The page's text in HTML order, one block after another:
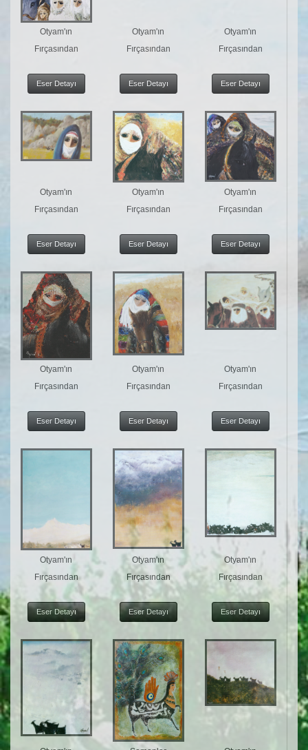
Otyam'ın
Fırçasından
Eser Detayı
Otyam'ın
Fırçasından
Eser Detayı
Otyam'ın
Fırçasından
Eser Detayı
Otyam'ın
Fırçasından
Eser Detayı
Otyam'ın
Fırçasından
Eser Detayı
Otyam'ın
Fırçasından
Eser Detayı
Otyam'ın
Fırçasından
Eser Detayı
Otyam'ın
Fırçasından
Eser Detayı
Otyam'ın
Fırçasından
Eser Detayı
Otyam'ın
Fırçasından
Eser Detayı
Otyam'ın
Fırçasından
Eser Detayı
Otyam'ın
Fırçasından
Eser Detayı